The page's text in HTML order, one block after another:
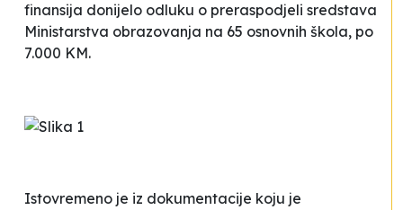
finansija donijelo odluku o preraspodjeli sredstava
Ministarstva obrazovanja na 65 osnovnih škola, po
7.000 KM.
Istovremeno je iz dokumentacije koju je